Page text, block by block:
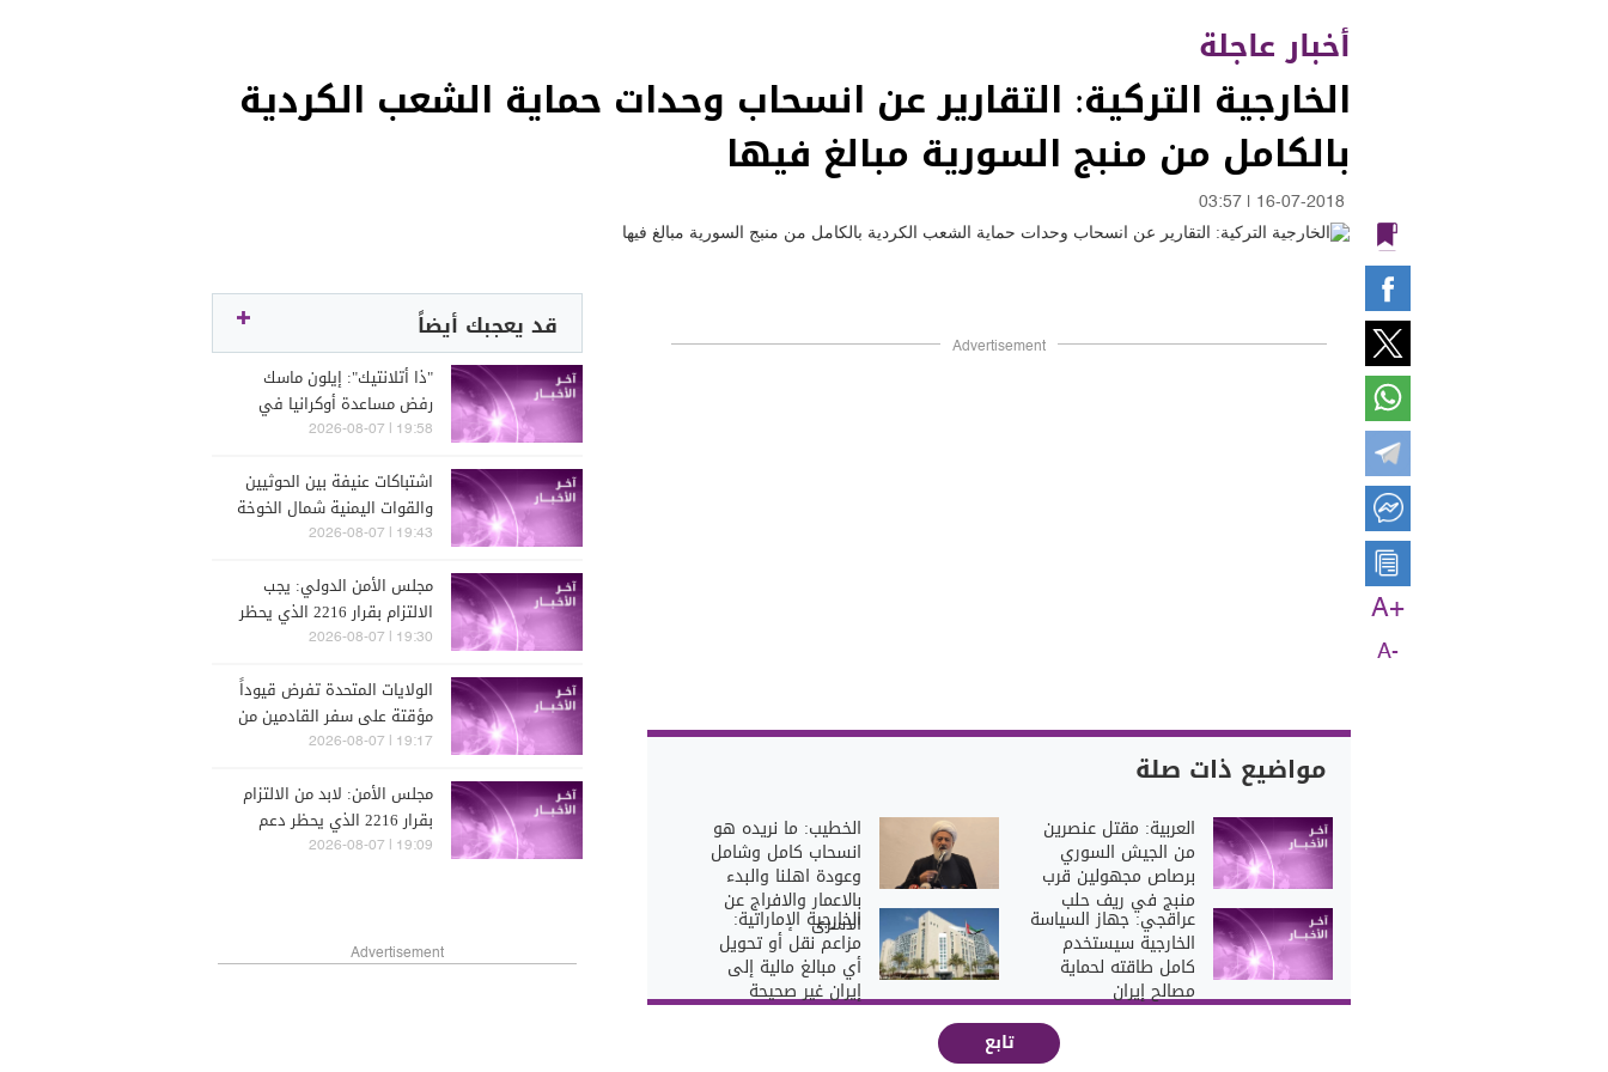
أخبار عاجلة
الخارجية التركية: التقارير عن انسحاب وحدات حماية الشعب الكردية
بالكامل من منبج السورية مبالغ فيها
16-07-2018
03:57
A+
A-
Advertisement
مواضيع ذات صلة
العربية: مقتل عنصرين
من الجيش السوري
برصاص مجهولين قرب
منبج في ريف حلب
الخطيب: ما نريده هو
انسحاب كامل وشامل
وعودة اهلنا والبدء
بالاعمار والافراج عن
الاسرى عراقجي: جهاز السياسة
الخارجية سيستخدم
كامل طاقته لحماية
مصالح إيران
الخارجية الإماراتية:
مزاعم نقل أو تحويل
أي مبالغ مالية إلى
إيران غير صحيحة
تابع
قد يعجبك أيضاً
"ذا أتلانتيك": إيلون ماسك
رفض مساعدة أوكرانيا في
توجيه ضربات ضد روسيا
19:58 | 2026-08-07
اشتباكات عنيفة بين الحوثيين
والقوات اليمنية شمال الخوخة
غربي اليمن
19:43 | 2026-08-07
مجلس الأمن الدولي: يجب
الالتزام بقرار 2216 الذي يحظر
دعم الحوثيين أو تسليحهم
19:30 | 2026-08-07
الولايات المتحدة تفرض قيوداً
مؤقتة على سفر القادمين من
مناطق متأثرة بإيبولا
19:17 | 2026-08-07
مجلس الأمن: لابد من الالتزام
بقرار 2216 الذي يحظر دعم
الحوثيين أو تسليحهم
19:09 | 2026-08-07
Advertisement